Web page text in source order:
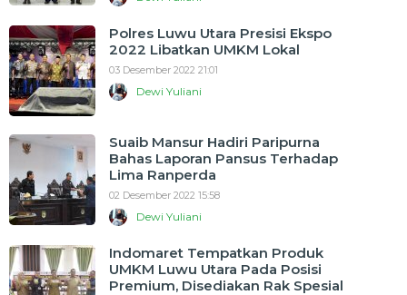
Polres Luwu Utara Presisi Ekspo
2022 Libatkan UMKM Lokal
03 Desember 2022 21:01
Dewi Yuliani
Suaib Mansur Hadiri Paripurna
Bahas Laporan Pansus Terhadap
Lima Ranperda
02 Desember 2022 15:58
Dewi Yuliani
Indomaret Tempatkan Produk
UMKM Luwu Utara Pada Posisi
Premium, Disediakan Rak Spesial